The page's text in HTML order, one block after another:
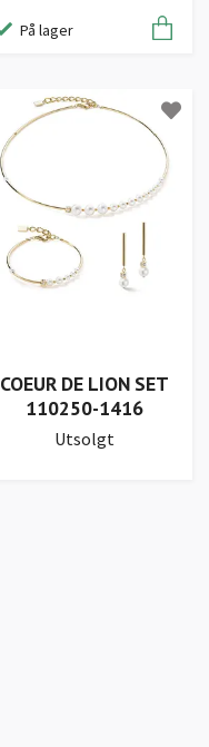
På lager
COEUR DE LION SET
110250-1416
Utsolgt